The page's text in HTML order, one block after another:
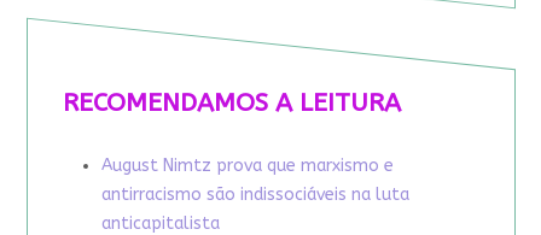
RECOMENDAMOS A LEITURA
August Nimtz prova que marxismo e
antirracismo são indissociáveis na luta
anticapitalista